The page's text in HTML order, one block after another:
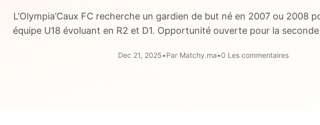
L’Olympia’Caux FC recherche un gardien de but né en 2007 ou 2008
équipe U18 évoluant en R2 et D1. Opportunité ouverte pour la
Dec 21, 2025•Par Matchy.ma•0 Les commentaires